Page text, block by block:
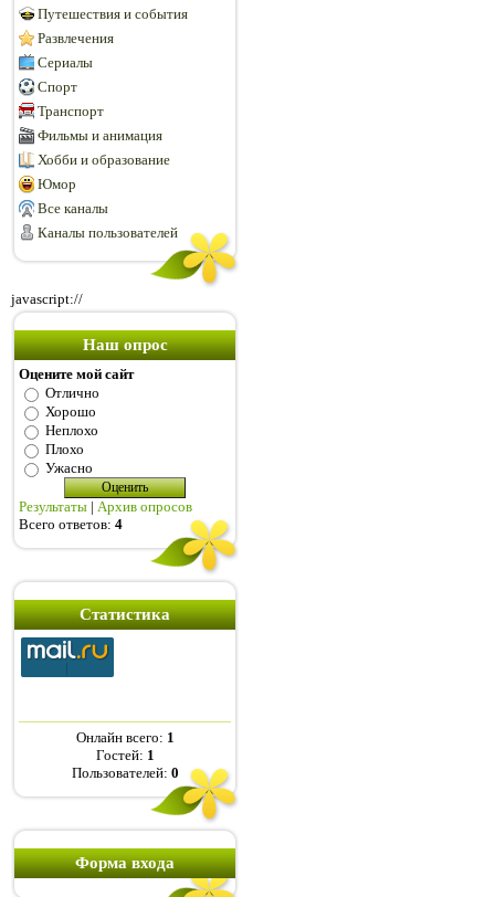
Путешествия и события
Развлечения
Сериалы
Спорт
Транспорт
Фильмы и анимация
Хобби и образование
Юмор
Все каналы
Каналы пользователей
javascript://
Наш опрос
Оцените мой сайт
Отлично
Хорошо
Неплохо
Плохо
Ужасно
Результаты | Архив опросов
Всего ответов: 4
Статистика
Онлайн всего: 1
Гостей: 1
Пользователей: 0
Форма входа